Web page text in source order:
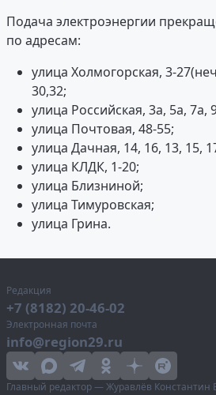
Подача электроэнергии
по адресам:
улица Холмогорская, 3-
30,32;
улица Российская, 3а, 5а, 7а,
улица Почтовая, 48-55;
улица Дачная, 14, 16, 13, 15,
улица КЛДК, 1-20;
улица Близниной;
улица Тимуровская;
улица Грина.
Редакция
+7 (8182) 20-46-02
Электронная почта
info@region29.ru
Главный редактор — Журавлёв Константин